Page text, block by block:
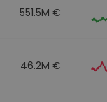
551.5M €
46.2M €